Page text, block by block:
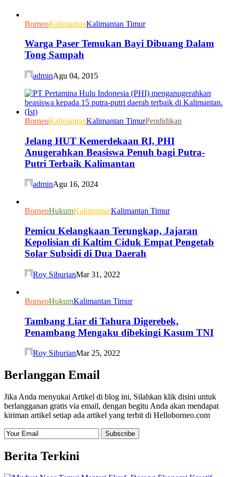
BorneoKalimantanKalimantan Timur
Warga Paser Temukan Bayi Dibuang Dalam
Tong Sampah
adminAgu 04, 2015
BorneoKalimantanKalimantan TimurPendidikan
Jelang HUT Kemerdekaan RI, PHI
Anugerahkan Beasiswa Penuh bagi Putra-
Putri Terbaik Kalimantan
adminAgu 16, 2024
BorneoHukumKalimantanKalimantan Timur
Pemicu Kelangkaan Terungkap, Jajaran
Kepolisian di Kaltim Ciduk Empat Pengetab
Solar Subsidi di Dua Daerah
Roy SiburianMar 31, 2022
BorneoHukumKalimantan Timur
Tambang Liar di Tahura Digerebek,
Penambang Mengaku dibekingi Kasum TNI
Roy SiburianMar 25, 2022
Berlanggan Email
Jika Anda menyukai Artikel di blog ini, Silahkan klik disini untuk
berlangganan gratis via email, dengan begitu Anda akan mendapat
kiriman artikel setiap ada artikel yang terbit di Helloborneo.com
Berita Terkini